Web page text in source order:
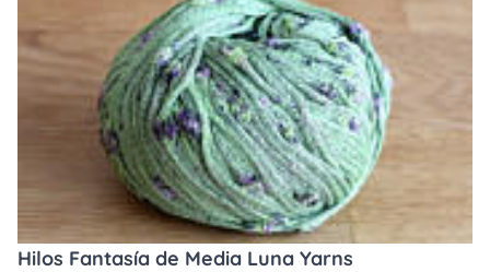
Hilos Fantasía de Media Luna Yarns